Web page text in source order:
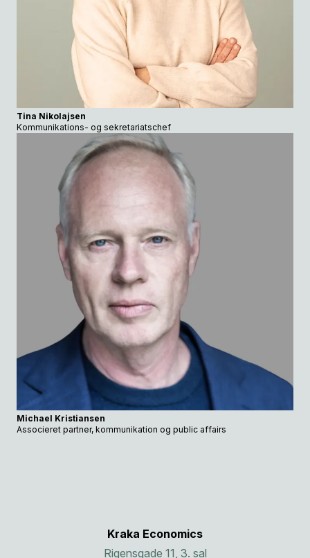
Tina Nikolajsen
Kommunikations- og sekretariatschef
Michael Kristiansen
Associeret partner, kommunikation og public affairs
Kraka Economics
Rigensgade 11, 3. sal